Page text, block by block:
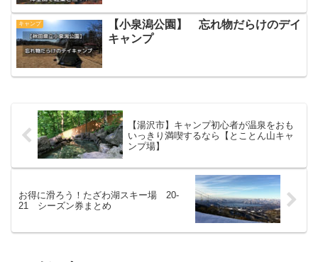
キャンプ
【小泉潟公園】 忘れ物だらけのデイ
キャンプ
【湯沢市】キャンプ初心者が温泉をおも
いっきり満喫するなら【とことん山キャ
ンプ場】
お得に滑ろう！たざわ湖スキー場 20-
21 シーズン券まとめ